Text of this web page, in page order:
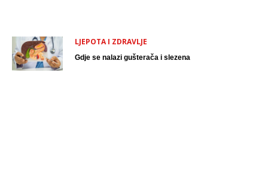
LJEPOTA I ZDRAVLJE
Gdje se nalazi gušterača i slezena